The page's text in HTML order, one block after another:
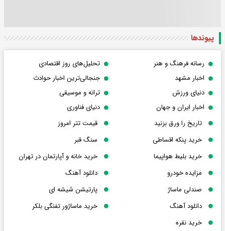
پیوندها
رسانه فرهنگ و هنر
تحلیل‌های روز اقتصادی
اخبار مشهد
جنجالی‌ترین اخبار حوادث
دنیای ورزش
ترانه و موسیقی
اخبار ایران و جهان
دنیای فناوری
تاریخ را ورق بزنید
قیمت تتر امروز
خرید پنکه اقساطی
سنگ قبر
خرید بلیط هواپیما
خرید خانه و آپارتمان در تهران
مزایده خودرو
دانلود آهنگ
صندلی ماساژ
پارتیشن شیشه ای
دانلود آهنگ
خرید ماساژور تفنگی بلکر
خرید نقره